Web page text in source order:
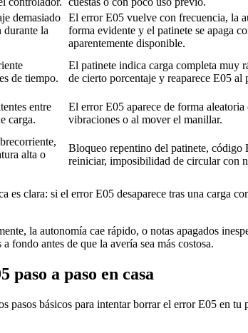
demasiado
durante la
El error E05 vuelve con frecuencia, la
forma evidente y el patinete se apaga
aparentemente disponible.
de tiempo.
El patinete indica carga completa muy
de cierto porcentaje y reaparece E05 al
entre
carga.
El error E05 aparece de forma aleatoria
vibraciones o al mover el manillar.
alta o
Bloqueo repentino del patinete, código
reiniciar, imposibilidad de circular con
es clara: si el error E05 desaparece tras una carga
la autonomía cae rápido, o notas apagados
fondo antes de que la avería sea más costosa.
a paso en casa
pasos básicos para intentar borrar el error E05 en